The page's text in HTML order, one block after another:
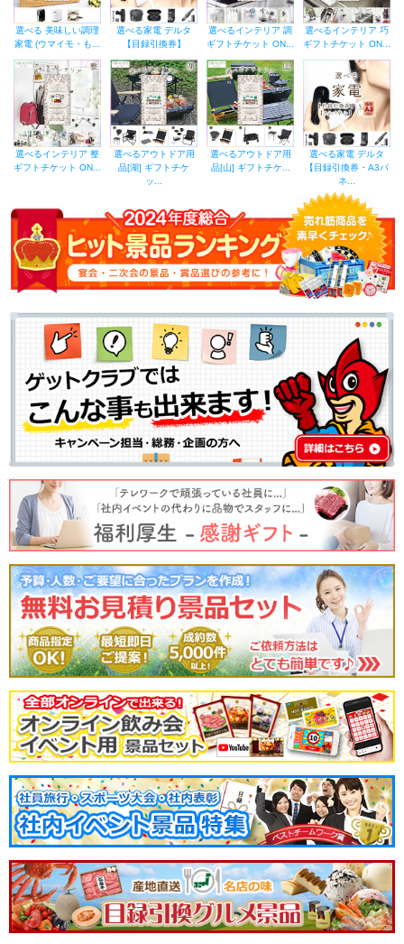
選べる 美味しい調理
家電 (ウマイモ・も...
選べる家電 デルタ
【目録引換券】
選べるインテリア 調
ギフトチケット ON...
選べるインテリア 巧
ギフトチケット ON...
選べるインテリア 整
ギフトチケット ON...
選べるアウトドア用
品[湖] ギフトチケ
ッ...
選べるアウトドア用
品[山] ギフトチケ...
選べる家電 デルタ
【目録引換券・A3パ
ネ...